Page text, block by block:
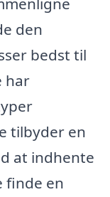
den
bedst til
har
tilbyder en
at indhente
finde en